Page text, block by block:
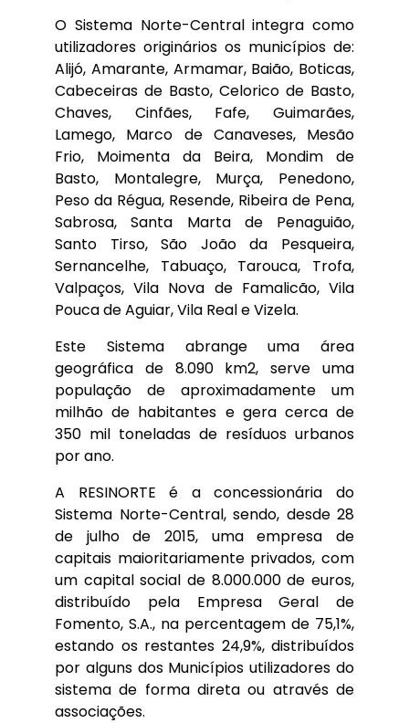
O Sistema Norte-Central integra como
utilizadores originários os municípios de:
Alijó, Amarante, Armamar, Baião, Boticas,
Cabeceiras de Basto, Celorico de Basto,
Chaves, Cinfães, Fafe, Guimarães,
Lamego, Marco de Canaveses, Mesão
Frio, Moimenta da Beira, Mondim de
Basto, Montalegre, Murça, Penedono,
Peso da Régua, Resende, Ribeira de Pena,
Sabrosa, Santa Marta de Penaguião,
Santo Tirso, São João da Pesqueira,
Sernancelhe, Tabuaço, Tarouca, Trofa,
Valpaços, Vila Nova de Famalicão, Vila
Pouca de Aguiar, Vila Real e Vizela.
Este Sistema abrange uma área
geográfica de 8.090 km2, serve uma
população de aproximadamente um
milhão de habitantes e gera cerca de
350 mil toneladas de resíduos urbanos
por ano.
A RESINORTE é a concessionária do
Sistema Norte-Central, sendo, desde 28
de julho de 2015, uma empresa de
capitais maioritariamente privados, com
um capital social de 8.000.000 de euros,
distribuído pela Empresa Geral de
Fomento, S.A., na percentagem de 75,1%,
estando os restantes 24,9%, distribuídos
por alguns dos Municípios utilizadores do
sistema de forma direta ou através de
associações.